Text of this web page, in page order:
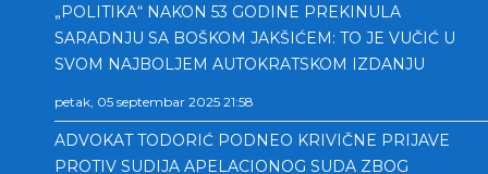
„POLITIKA“ NAKON 53 GODINE PREKINULA
SARADNJU SA BOŠKOM JAKŠIĆEM: TO JE VUČIĆ U
SVOM NAJBOLJEM AUTOKRATSKOM IZDANJU
petak, 05 septembar 2025 21:58
ADVOKAT TODORIĆ PODNEO KRIVIČNE PRIJAVE
PROTIV SUDIJA APELACIONOG SUDA ZBOG